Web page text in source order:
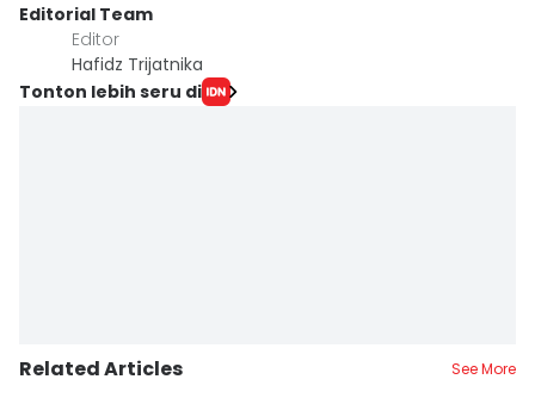
Editorial Team
Editor
Hafidz Trijatnika
Tonton lebih seru di
Related Articles See More